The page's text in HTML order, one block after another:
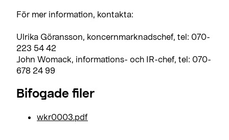
För mer information, kontakta:
Ulrika Göransson, koncernmarknadschef, tel: 070-
223 54 42
John Womack, informations- och IR-chef, tel: 070-
678 24 99
Bifogade filer
wkr0003.pdf